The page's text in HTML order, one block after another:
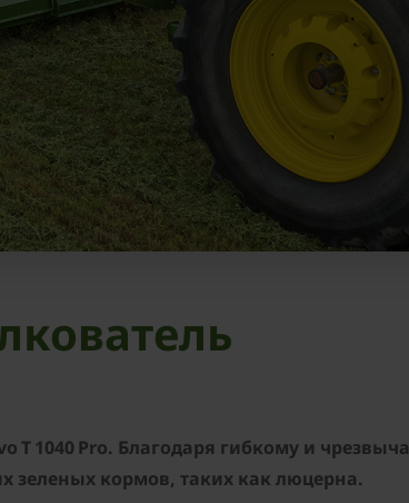
T 1040 Pro. Благодаря гибкому и
зеленых кормов, таких как люцерна.